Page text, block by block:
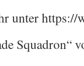
unter https://
Squadron“